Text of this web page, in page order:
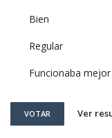
Bien
Regular
Funcionaba
VOTAR Ver